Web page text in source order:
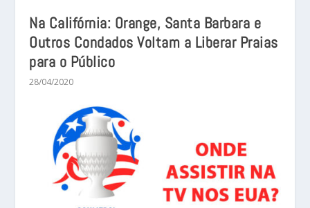
Na Califórnia: Orange, Santa Barbara e
Outros Condados Voltam a Liberar Praias
para o Público
28/04/2020